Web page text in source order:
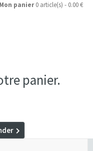
Mon panier 0 article(s) - 0.00 €
panier.